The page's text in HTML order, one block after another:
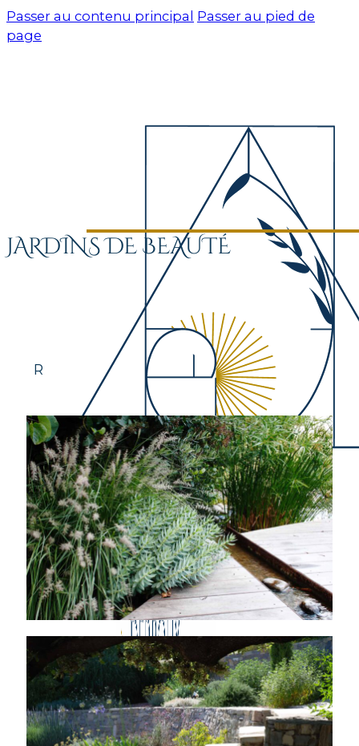
Passer au contenu principal Passer au pied de
page
JARDINS DE BEAUTÉ
Recueillir le nectar d’un lieu, la
les